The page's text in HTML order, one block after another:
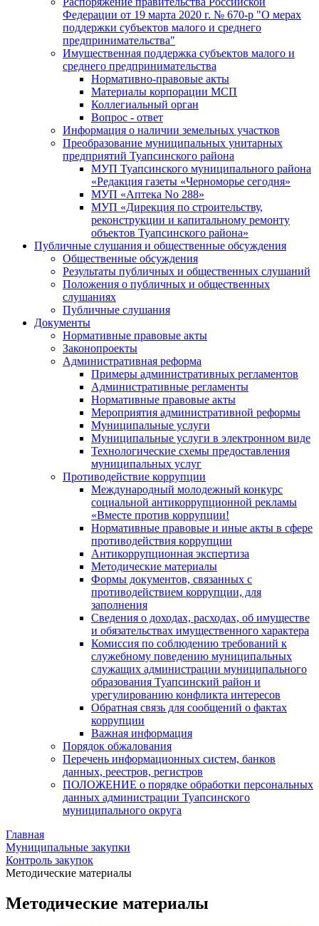
Федерации от 19 марта 2020 г. № 670-р "О мерах
поддержки субъектов малого и среднего
предпринимательства"
Имущественная поддержка субъектов малого и
среднего предпринимательства
Нормативно-правовые акты
Материалы корпорации МСП
Коллегиальный орган
Вопрос - ответ
Информация о наличии земельных участков
Преобразование муниципальных унитарных
предприятий Туапсинского района
МУП Туапсинского муниципального района
«Редакция газеты «Черноморье сегодня»
МУП «Аптека No 288»
МУП «Дирекция по строительству,
реконструкции и капитальному ремонту
объектов Туапсинского района»
Публичные слушания и общественные обсуждения
Общественные обсуждения
Результаты публичных и общественных слушаний
Положения о публичных и общественных
слушаниях
Публичные слушания
Документы
Нормативные правовые акты
Законопроекты
Административная реформа
Примеры административных регламентов
Административные регламенты
Нормативные правовые акты
Мероприятия административной реформы
Муниципальные услуги
Муниципальные услуги в электронном виде
Технологические схемы предоставления
муниципальных услуг
Противодействие коррупции
Международный молодежный конкурс
социальной антикоррупционной рекламы
«Вместе против коррупции!
Нормативные правовые и иные акты в сфере
противодействия коррупции
Антикоррупционная экспертиза
Методические материалы
Формы документов, связанных с
противодействием коррупции, для
заполнения
Сведения о доходах, расходах, об имуществе
и обязательствах имущественного характера
Комиссия по соблюдению требований к
служебному поведению муниципальных
служащих администрации муниципального
образования Туапсинский район и
урегулированию конфликта интересов
Обратная связь для сообщений о фактах
коррупции
Важная информация
Порядок обжалования
Перечень информационных систем, банков
данных, реестров, регистров
ПОЛОЖЕНИЕ о порядке обработки персональных
данных администрации Туапсинского
муниципального округа
Главная
Муниципальные закупки
Контроль закупок
Методические материалы
Методические материалы